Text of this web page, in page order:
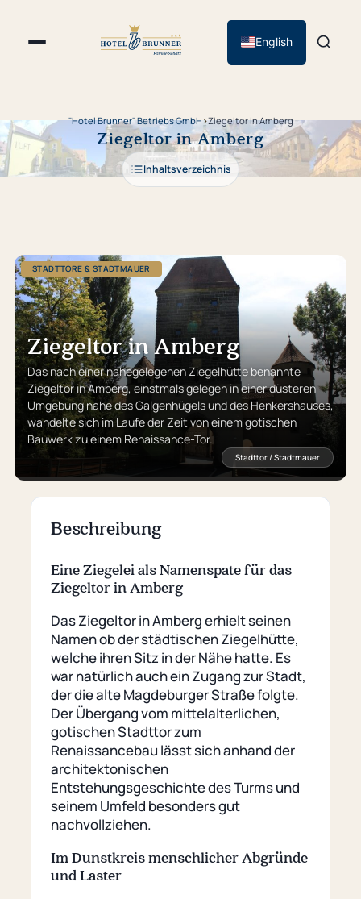
English
"Hotel Brunner" Betriebs GmbH›Ziegeltor in Amberg
Ziegeltor in Amberg
Inhaltsverzeichnis
STADTTORE & STADTMAUER
Ziegeltor in Amberg
Das nach einer nahegelegenen Ziegelhütte benannte
Ziegeltor in Amberg, einstmals gelegen in einer düsteren
Umgebung nahe des Galgenhügels und des Henkershauses,
wandelte sich im Laufe der Zeit von einem gotischen
Bauwerk zu einem Renaissance-Tor.
Stadttor / Stadtmauer
Beschreibung
Eine Ziegelei als Namenspate für das
Ziegeltor in Amberg
Das Ziegeltor in Amberg erhielt seinen
Namen ob der städtischen Ziegelhütte,
welche ihren Sitz in der Nähe hatte. Es
war natürlich auch ein Zugang zur Stadt,
der die alte Magdeburger Straße folgte.
Der Übergang vom mittelalterlichen,
gotischen Stadttor zum
Renaissancebau lässt sich anhand der
architektonischen
Entstehungsgeschichte des Turms und
seinem Umfeld besonders gut
nachvollziehen.
Im Dunstkreis menschlicher Abgründe
und Laster